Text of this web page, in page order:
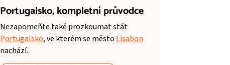
Portugalsko,kompletní průvodce
Nezapomeňte také prozkoumat stát
Portugalsko, ve kterém se město Lisabon
nachází.